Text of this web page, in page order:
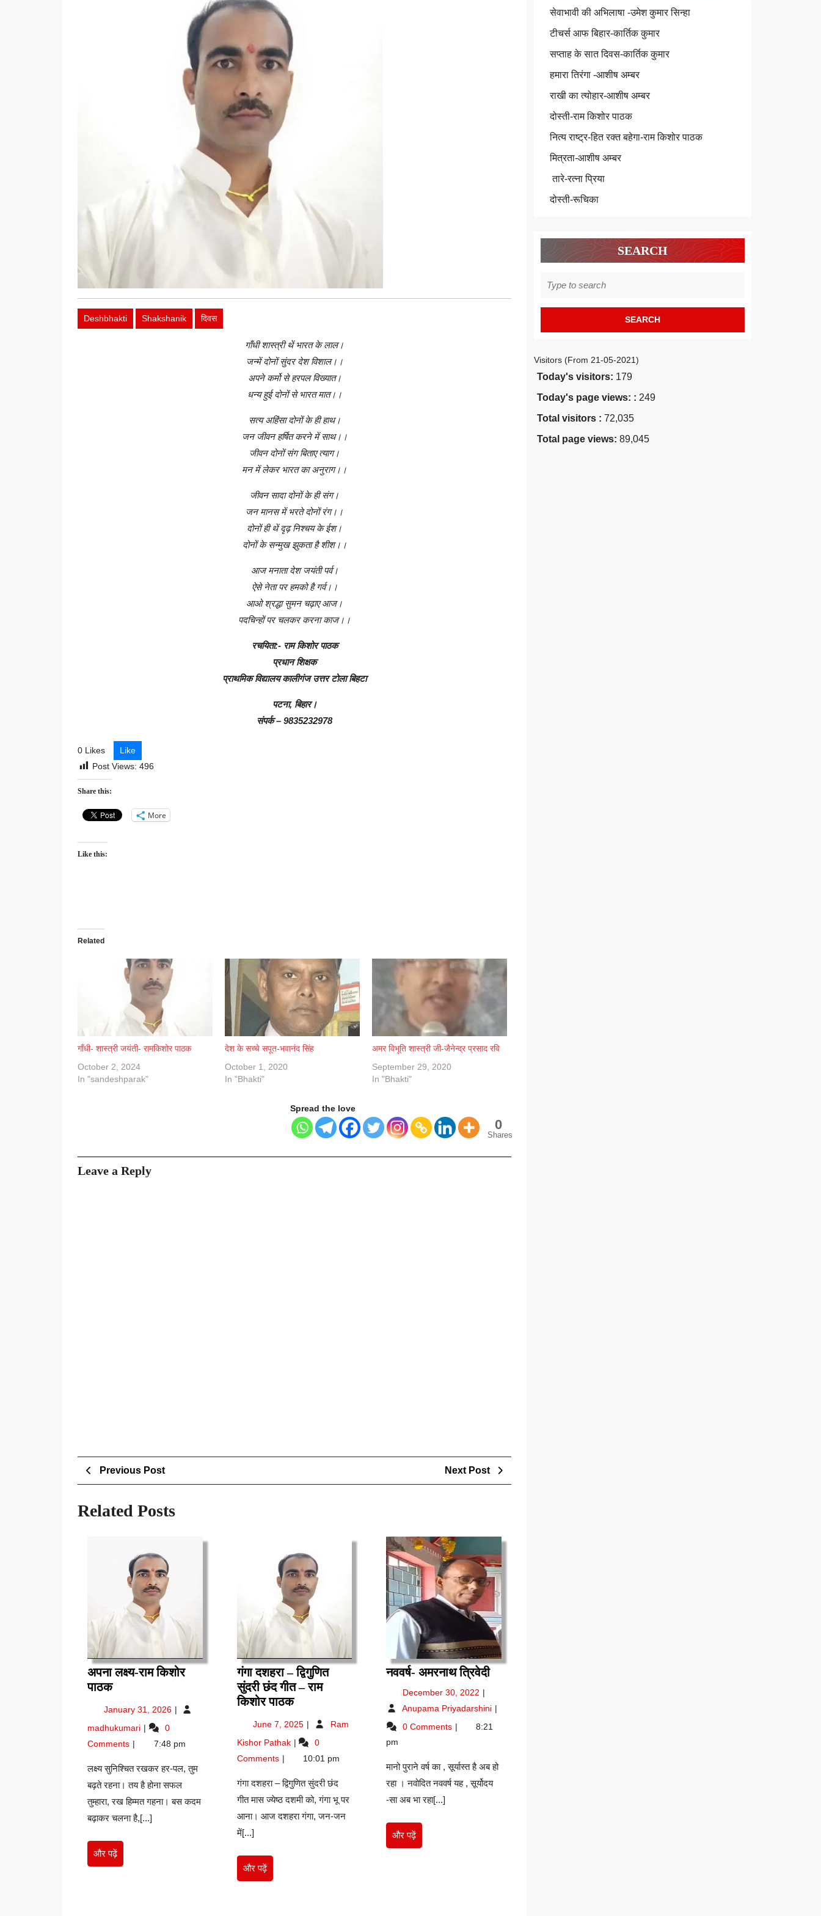
Deshbhakti Shakshanik दिवस
गाँधी शास्त्री थें भारत के लाल।
जन्में दोनों सुंदर देश विशाल।।
अपने कर्मो से हरपल विख्यात।
धन्य हुई दोनों से भारत मात।।
सत्य अहिंसा दोनों के ही हाथ।
जन जीवन हर्षित करने में साथ।।
जीवन दोनों संग बिताए त्याग।
मन में लेकर भारत का अनुराग।।
जीवन सादा दोनों के ही संग।
जन मानस में भरते दोनों रंग।।
दोनों ही थें दृढ़ निश्चय के ईश।
दोनों के सन्मुख झुकता है शीश।।
आज मनाता देश जयंती पर्व।
ऐसे नेता पर हमको है गर्व।।
आओ श्रद्धा सुमन चढ़ाए आज।
पदचिन्हों पर चलकर करना काज।।
रचयिता:- राम किशोर पाठक
प्रधान शिक्षक
प्राथमिक विद्यालय कालीगंज उत्तर टोला बिहटा
पटना, बिहार।
संपर्क – 9835232978
0 Likes
Like
Post Views: 496
Share this:
More
Like this:
Related
गाँधी- शास्त्री जयंती- रामकिशोर पाठक
October 2, 2024
In "sandeshparak"
देश के सच्चे सपूत-भवानंद सिंह
October 1, 2020
In "Bhakti"
अमर विभूति शास्त्री जी-जैनेन्द्र प्रसाद रवि
September 29, 2020
In "Bhakti"
Spread the love
0
Shares
Leave a Reply
Post
navigation
Previous PostPrevious
Next Post
Related Posts
अपना लक्ष्य-राम किशोर
पाठकअपना
राम
किशोर
पाठक
January 31, 2026 January
madhukumari अपना
पाठक
0
Comments
7:48 pm
लक्ष्य सुनिश्चित रखकर हर-पल, तुम
बढ़ते रहना। तय है होना सफल
तुम्हारा, रख हिम्मत गहना। बस कदम
बढ़ाकर चलना है,[...]
और पढ़ेंऔर
पढ़ें
गंगा दशहरा – द्विगुणित
सुंदरी छंद गीत – राम
किशोर पाठकगंगा
–
द्विगुणित
सुंदरी
गीत
–
राम
June 7, 2025 June
2025
Ram
Kishor Pathak गंगा
द्विगुणित
सुंदरी
छंद
गीत
0
Comments
10:01 pm
गंगा दशहरा – द्विगुणित सुंदरी छंद
गीत मास ज्येष्ठ दशमी को, गंगा भू पर
आना। आज दशहरा गंगा, जन-जन
में[...]
और पढ़ेंऔर
पढ़ें
नववर्ष- अमरनाथ त्रिवेदीनववर्ष-
December 30, 2022 December
30,
2022
Anupama Priyadarshini नववर्ष-
0 Comments
8:21
pm
मानो पुराने वर्ष का , सूर्यास्त है अब हो
रहा । नवोदित नववर्ष यह , सूर्योदय
-सा अब भा रहा[...]
और पढ़ेंऔर
पढ़ें
सेवाभावी की अभिलाषा -उमेश कुमार सिन्हा
टीचर्स आफ बिहार-कार्तिक कुमार
सप्ताह के सात दिवस-कार्तिक कुमार
हमारा तिरंगा -आशीष अम्बर
राखी का त्योहार-आशीष अम्बर
दोस्ती-राम किशोर पाठक
नित्य राष्ट्र-हित रक्त बहेगा-राम किशोर पाठक
मित्रता-आशीष अम्बर
तारे-रत्ना प्रिया
दोस्ती-रूचिका
SEARCH
for:
Visitors (From 21-05-2021)
Today's visitors: 179
Today's page views: : 249
Total visitors : 72,035
Total page views: 89,045